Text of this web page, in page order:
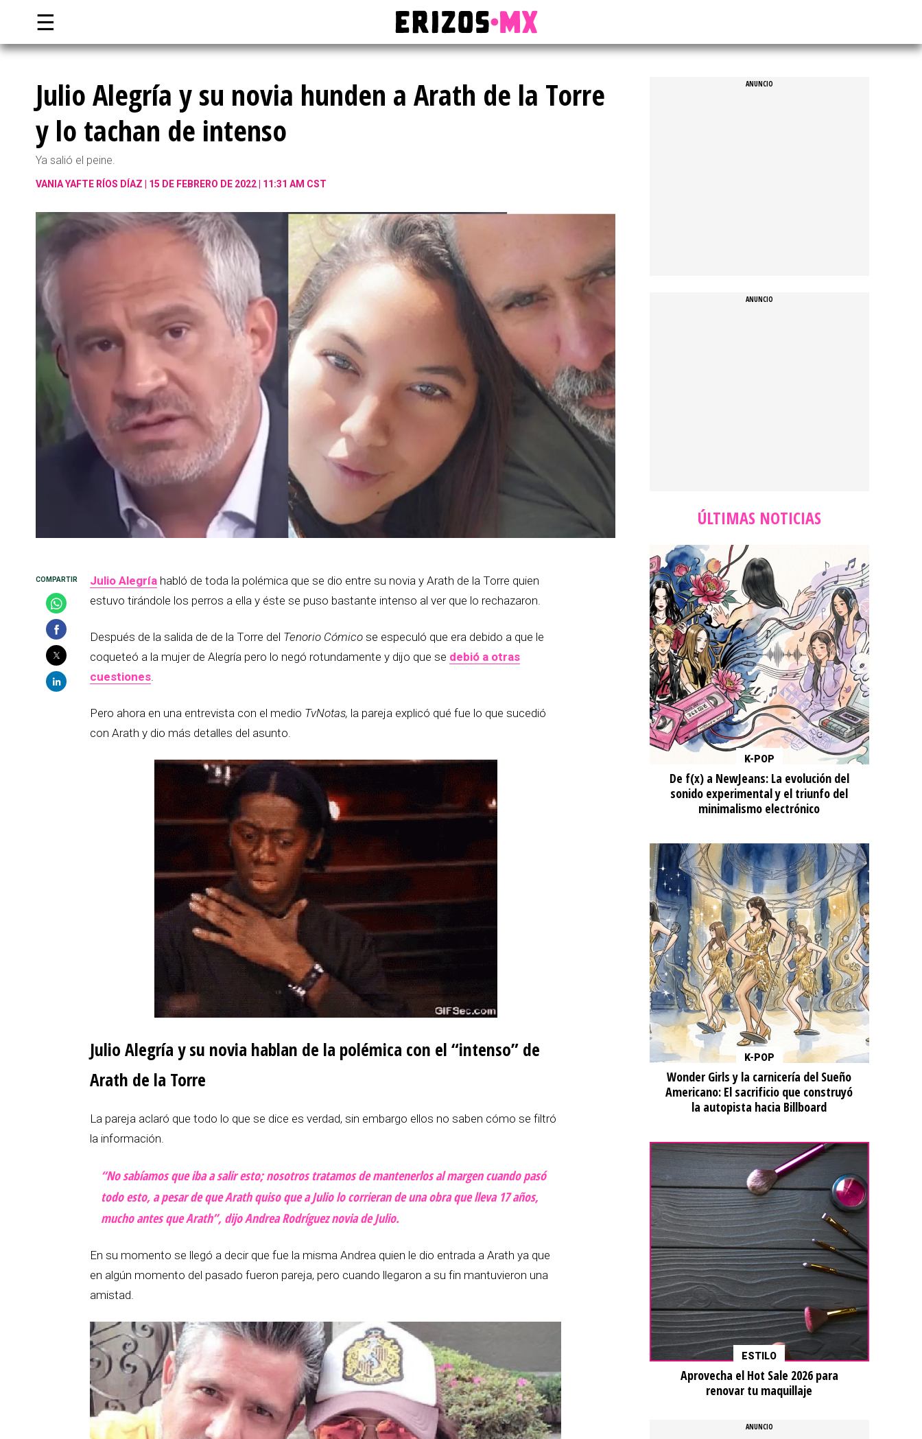
☰
Julio Alegría y su novia hunden a Arath de la Torre
y lo tachan de intenso
Ya salió el peine.
VANIA YAFTE RÍOS DÍAZ 15 DE FEBRERO DE 2022 | 11:31 AM CST
Julio Alegría habló de toda la polémica que se dio entre su novia y Arath de la Torre quien
estuvo tirándole los perros a ella y éste se puso bastante intenso al ver que lo rechazaron.
Después de la salida de de la Torre del Tenorio Cómico se especuló que era debido a que le
coqueteó a la mujer de Alegría pero lo negó rotundamente y dijo que se debió a otras
cuestiones.
Pero ahora en una entrevista con el medio TvNotas, la pareja explicó qué fue lo que sucedió
con Arath y dio más detalles del asunto.
Julio Alegría y su novia hablan de la polémica con el “intenso” de
Arath de la Torre
La pareja aclaró que todo lo que se dice es verdad, sin embargo ellos no saben cómo se filtró
la información.
“No sabíamos que iba a salir esto; nosotros tratamos de mantenerlos al margen cuando pasó
todo esto, a pesar de que Arath quiso que a Julio lo corrieran de una obra que lleva 17 años,
mucho antes que Arath”, dijo Andrea Rodríguez novia de Julio.
En su momento se llegó a decir que fue la misma Andrea quien le dio entrada a Arath ya que
en algún momento del pasado fueron pareja, pero cuando llegaron a su fin mantuvieron una
amistad.
ÚLTIMAS NOTICIAS
K-POP
De f(x) a NewJeans: La evolución del
sonido experimental y el triunfo del
minimalismo electrónico
K-POP
Wonder Girls y la carnicería del Sueño
Americano: El sacrificio que construyó
la autopista hacia Billboard
ESTILO
Aprovecha el Hot Sale 2026 para
renovar tu maquillaje